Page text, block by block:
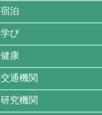
宿泊
学び
健康
交通機関
研究機関